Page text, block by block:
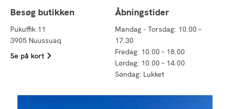
Besøg butikken
Pukuffik 11
3905 Nuussuaq
Se på kort
Åbningstider
Mandag - Torsdag: 10.00 –
17.30
Fredag: 10.00 – 18.00
Lørdag: 10.00 – 14.00
Søndag: Lukket